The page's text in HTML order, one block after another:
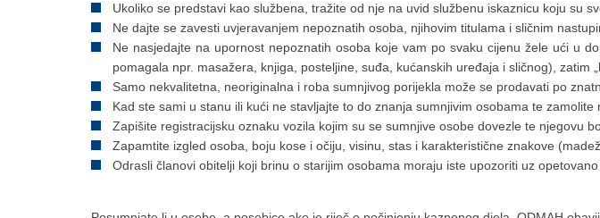
Ukoliko se predstavi kao službena, tražite od nje na uvid službenu iskaznicu koju su
Ne dajte se zavesti uvjeravanjem nepoznatih osoba, njihovim titulama i sličnim
Ne nasjedajte na upornost nepoznatih osoba koje vam po svaku cijenu žele ući u
pomagala npr. masažera, knjiga, posteljine, suđa, kućanskih uređaja i sličnog), zatim
Samo nekvalitetna, neoriginalna i roba sumnjivog porijekla može se prodavati po
Kad ste sami u stanu ili kući ne stavljajte to do znanja sumnjivim osobama te
Zapišite registracijsku oznaku vozila kojim su se sumnjive osobe dovezle te njegovu
Zapamtite izgled osoba, boju kose i očiju, visinu, stas i karakteristične znakove
Odrasli članovi obitelji koji brinu o starijim osobama moraju iste upozoriti uz